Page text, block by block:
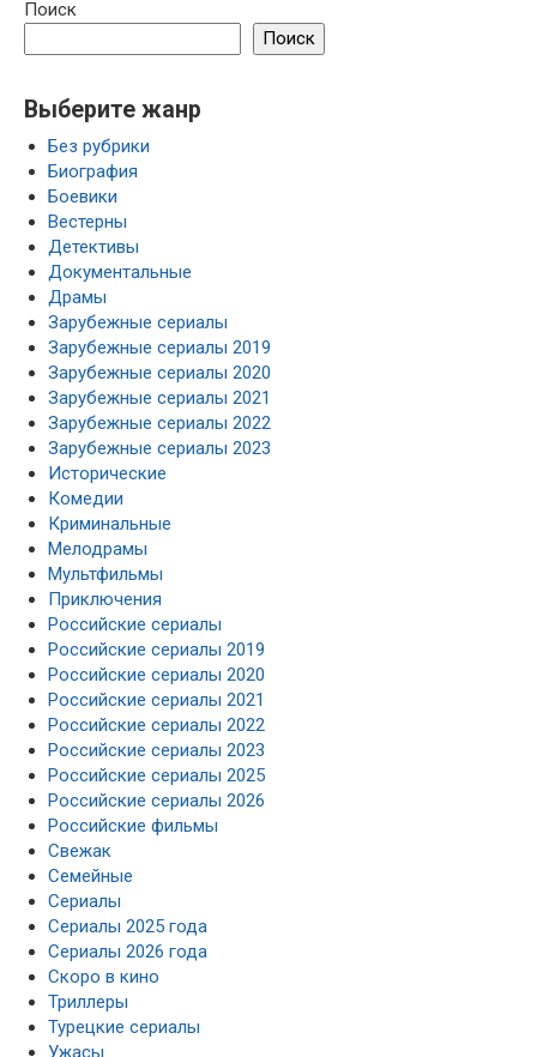
Поиск
Поиск
Выберите жанр
Без рубрики
Биография
Боевики
Вестерны
Детективы
Документальные
Драмы
Зарубежные сериалы
Зарубежные сериалы 2019
Зарубежные сериалы 2020
Зарубежные сериалы 2021
Зарубежные сериалы 2022
Зарубежные сериалы 2023
Исторические
Комедии
Криминальные
Мелодрамы
Мультфильмы
Приключения
Российские сериалы
Российские сериалы 2019
Российские сериалы 2020
Российские сериалы 2021
Российские сериалы 2022
Российские сериалы 2023
Российские сериалы 2025
Российские сериалы 2026
Российские фильмы
Свежак
Семейные
Сериалы
Сериалы 2025 года
Сериалы 2026 года
Скоро в кино
Триллеры
Турецкие сериалы
Ужасы